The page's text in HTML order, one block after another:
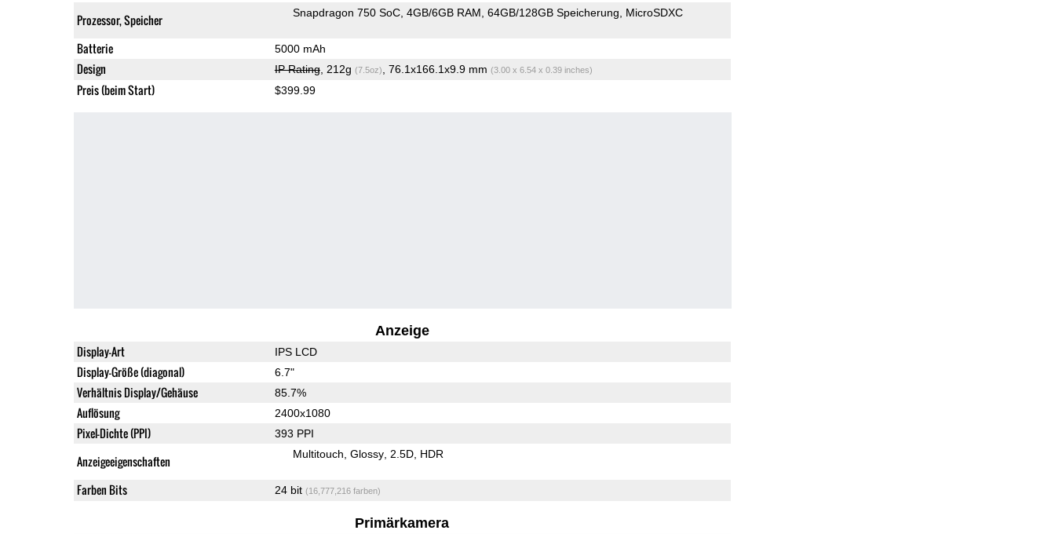
Prozessor, Speicher Snapdragon 750 SoC 4GB/6GB RAM 64GB/128GB Speicherung MicroSDXC
Batterie 5000 mAh
Design IP Rating, 212g (7.5oz) , 76.1x166.1x9.9 mm (3.00 x 6.54 x 0.39 inches)
Preis (beim Start) $399.99
Anzeige
Display-Art IPS LCD
Display-Größe (diagonal) 6.7"
Verhältnis Display/Gehäuse 85.7%
Auflösung 2400x1080
Pixel-Dichte (PPI) 393 PPI
Anzeigeeigenschaften Multitouch Glossy 2.5D HDR
Farben Bits 24 bit (16,777,216 farben)
Primärkamera